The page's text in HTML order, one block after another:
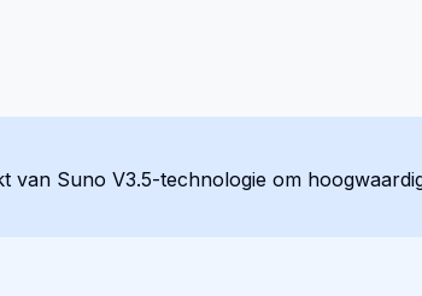
van Suno V3.5-technologie om